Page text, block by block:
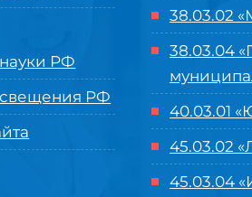
РФ
РФ
38.03.02
38.03.04
40.03.01
45.03.02
45.03.04 «